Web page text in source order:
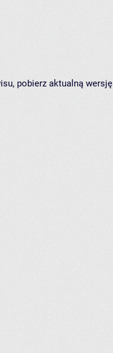
pobierz aktualną wersję